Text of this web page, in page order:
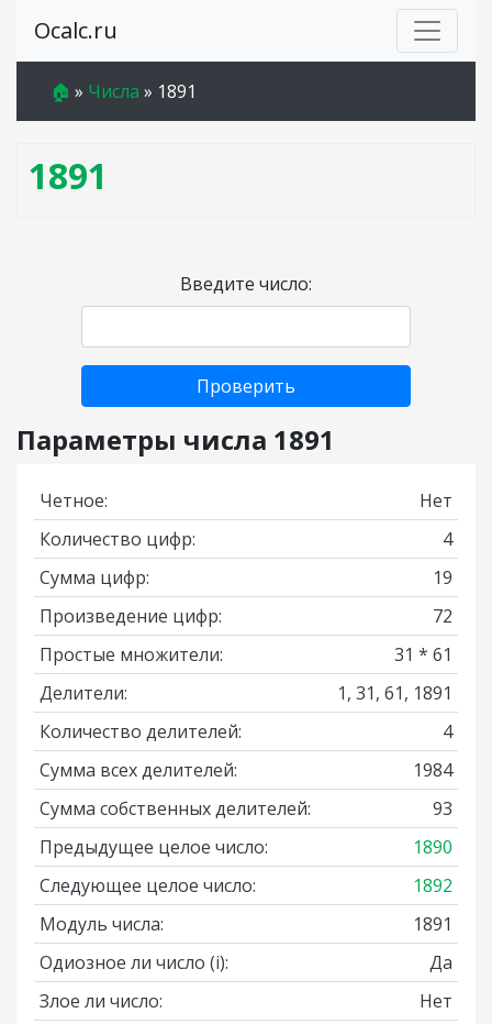
Ocalc.ru
🏠 » Числа » 1891
1891
Введите число:
Проверить
Параметры числа 1891
Четное:
Нет
Количество цифр:
4
Сумма цифр:
19
Произведение цифр:
72
Простые множители:
31 * 61
Делители:
1, 31, 61, 1891
Количество делителей:
4
Сумма всех делителей:
1984
Сумма собственных делителей:
93
Предыдущее целое число:
1890
Следующее целое число:
1892
Модуль числа:
1891
Одиозное ли число (i):
Да
Злое ли число:
Нет